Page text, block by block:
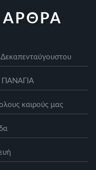
καιρούς μας